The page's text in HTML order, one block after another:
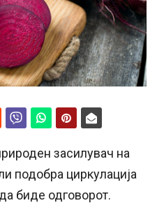
засилувач на
подобра циркулација
биде одговорот.